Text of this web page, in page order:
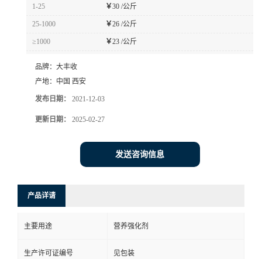
1-25 ￥30 /公斤
25-1000 ￥26 /公斤
≥1000 ￥23 /公斤
品牌： 大丰收
产地： 中国 西安
发布日期： 2021-12-03
更新日期： 2025-02-27
发送咨询信息
产品详请
主要用途 营养强化剂
生产许可证编号 见包装